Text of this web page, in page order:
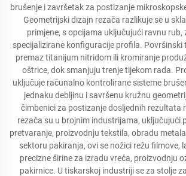
brušenje i završetak za postizanje
Geometrijski dizajn rezača razlikuje se u
primjene, s opcijama uključujući ravnu rub,
specijalizirane konfiguracije profila. Površinski
premaz titanijum nitridom ili kromiranje
oštrice, dok smanjuju trenje tijekom rada.
uključuje računalno kontrolirane sisteme
jednaku debljinu i savršenu kružnu
čimbenici za postizanje dosljednih rezultata
rezača su u brojnim industrijama, uključujući
pretvaranje, proizvodnju tekstila, obradu
sektoru pakiranja, ovi se nožici režu filmove,
precizne širine za izradu vreća, proizvodnju
pakirnice. U tiskarskoj industriji se za stolje